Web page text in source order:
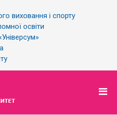
виховання і спорту
освіти